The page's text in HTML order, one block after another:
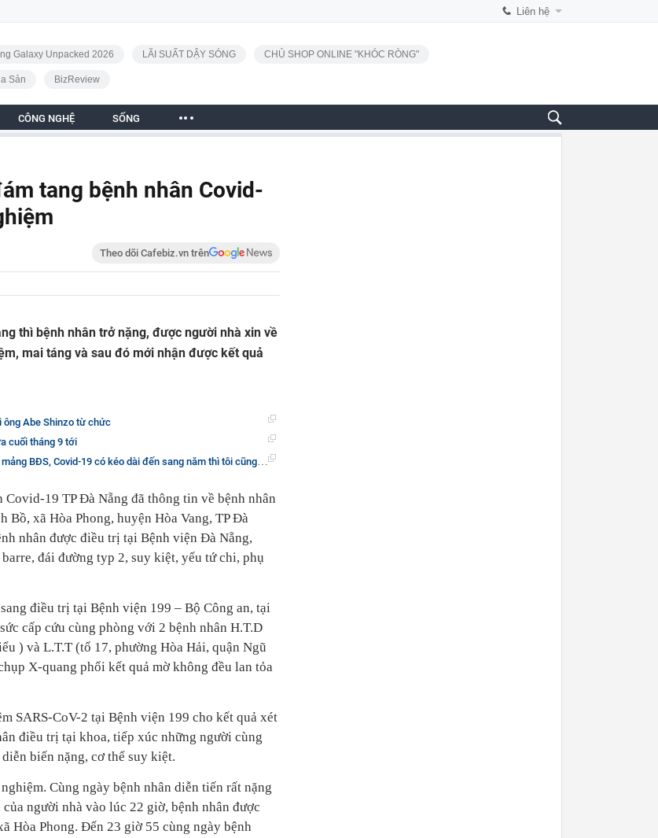
Liên hệ
Galaxy Unpacked 2026 LÃI SUẤT DẬY SÓNG CHỦ SHOP ONLINE "KHÓC RÒNG"
Sản BizReview
CÔNG NGHỆ SỐNG
tang bệnh nhân Covid-
Theo dõi Cafebiz.vn trên
thì bệnh nhân trở nặng, được người nhà xin về
mai táng và sau đó mới nhận được kết quả
ông Abe Shinzo từ chức
cuối tháng 9 tới
BĐS, Covid-19 có kéo dài đến sang năm thì tôi cũng không lo ngại"
19 TP Đà Nẵng đã thông tin về bệnh nhân
Bồ, xã Hòa Phong, huyện Hòa Vang, TP Đà
nhân được điều trị tại Bệnh viện Đà Nẵng,
đái đường typ 2, suy kiệt, yếu tứ chi, phụ
điều trị tại Bệnh viện 199 – Bộ Công an, tại
cấp cứu cùng phòng với 2 bệnh nhân H.T.D
) và L.T.T (tổ 17, phường Hòa Hải, quận Ngũ
X-quang phổi kết quả mờ không đều lan tỏa
SARS-CoV-2 tại Bệnh viện 199 cho kết quả xét
điều trị tại khoa, tiếp xúc những người cùng
biến nặng, cơ thể suy kiệt.
Cùng ngày bệnh nhân diễn tiến rất nặng
người nhà vào lúc 22 giờ, bệnh nhân được
Hòa Phong. Đến 23 giờ 55 cùng ngày bệnh